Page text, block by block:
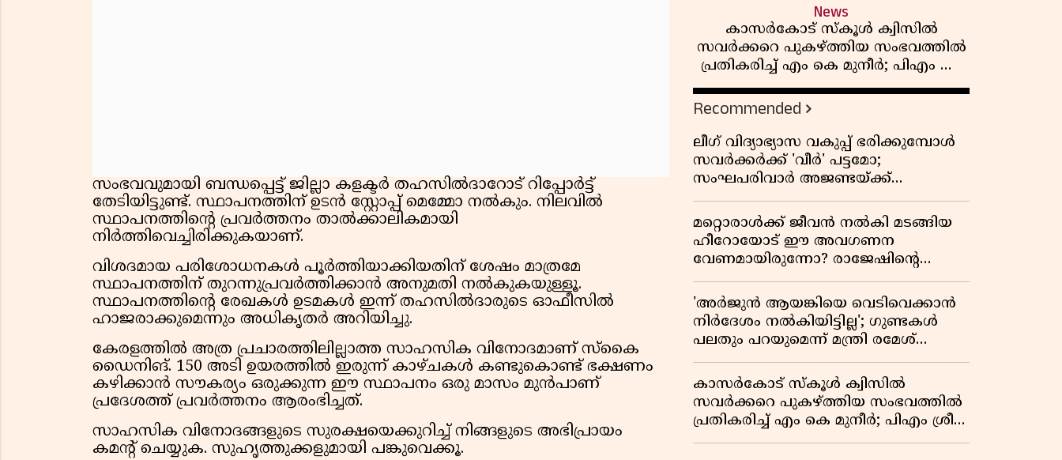
സംഭവവുമായി ബന്ധപ്പെട്ട് ജില്ലാ കളക്ടർ തഹസിൽദാറോട് റിപ്പോർട്ട്
തേടിയിട്ടുണ്ട്. സ്ഥാപനത്തിന് ഉടൻ സ്റ്റോപ്പ് മെമ്മോ നൽകും. നിലവിൽ
സ്ഥാപനത്തിന്റെ പ്രവർത്തനം താൽക്കാലികമായി
നിർത്തിവെച്ചിരിക്കുകയാണ്.
വിശദമായ പരിശോധനകൾ പൂർത്തിയാക്കിയതിന് ശേഷം മാത്രമേ
സ്ഥാപനത്തിന് തുറന്നുപ്രവർത്തിക്കാൻ അനുമതി നൽകുകയുള്ളൂ.
സ്ഥാപനത്തിന്റെ രേഖകൾ ഉടമകൾ ഇന്ന് തഹസിൽദാരുടെ ഓഫീസിൽ
ഹാജരാക്കുമെന്നും അധികൃതർ അറിയിച്ചു.
കേരളത്തിൽ അത്ര പ്രചാരത്തിലില്ലാത്ത സാഹസിക വിനോദമാണ് സ്‌കൈ
ഡൈനിങ്. 150 അടി ഉയരത്തിൽ ഇരുന്ന് കാഴ്ചകൾ കണ്ടുകൊണ്ട് ഭക്ഷണം
കഴിക്കാൻ സൗകര്യം ഒരുക്കുന്ന ഈ സ്ഥാപനം ഒരു മാസം മുൻപാണ്
പ്രദേശത്ത് പ്രവർത്തനം ആരംഭിച്ചത്.
സാഹസിക വിനോദങ്ങളുടെ സുരക്ഷയെക്കുറിച്ച് നിങ്ങളുടെ അഭിപ്രായം
കമൻ്റ് ചെയ്യുക. സുഹൃത്തുക്കളുമായി പങ്കുവെക്കൂ.
News
കാസർകോട് സ്കൂൾ ക്വിസിൽ
സവർക്കറെ പുകഴ്ത്തിയ സംഭവത്തിൽ
പ്രതികരിച്ച് എം കെ മുനീർ; പിഎം ശ്രീ
പദ്ധതിയിലും പ്രതികരണം
Recommended
ലീഗ് വിദ്യാഭ്യാസ വകുപ്പ് ഭരിക്കുമ്പോൾ
സവർക്കർക്ക് 'വീർ' പട്ടമോ;
സംഘപരിവാർ അജണ്ടയ്ക്ക്
പച്ചക്കൊടി കാട്ടുന്നതാര്?
മഞ്ചേശ്വരത്തെ ക്വിസ് ചോദ്യം
വിവാദമാവുമ്പോൾ
മറ്റൊരാൾക്ക് ജീവൻ നൽകി മടങ്ങിയ
ഹീറോയോട് ഈ അവഗണന
വേണമായിരുന്നോ? രാജേഷിൻ്റെ
ഭൗതിക ശരീരത്തോടുള്ള അനാദരവിൽ
ആളിപ്പടരുന്ന ജനരോഷവും പാഠവും
'അർജുൻ ആയങ്കിയെ വെടിവെക്കാൻ
നിർദേശം നൽകിയിട്ടില്ല'; ഗുണ്ടകൾ
പലതും പറയുമെന്ന് മന്ത്രി രമേശ്
ചെന്നിത്തല
കാസർകോട് സ്കൂൾ ക്വിസിൽ
സവർക്കറെ പുകഴ്ത്തിയ സംഭവത്തിൽ
പ്രതികരിച്ച് എം കെ മുനീർ; പിഎം ശ്രീ
പദ്ധതിയിലും പ്രതികരണം